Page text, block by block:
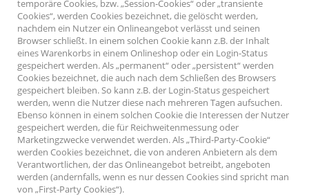
temporäre Cookies, bzw. „Session-Cookies“ oder „transiente
Cookies“, werden Cookies bezeichnet, die gelöscht werden,
nachdem ein Nutzer ein Onlineangebot verlässt und seinen
Browser schließt. In einem solchen Cookie kann z.B. der Inhalt
eines Warenkorbs in einem Onlineshop oder ein Login-Status
gespeichert werden. Als „permanent“ oder „persistent“ werden
Cookies bezeichnet, die auch nach dem Schließen des Browsers
gespeichert bleiben. So kann z.B. der Login-Status gespeichert
werden, wenn die Nutzer diese nach mehreren Tagen aufsuchen.
Ebenso können in einem solchen Cookie die Interessen der Nutzer
gespeichert werden, die für Reichweitenmessung oder
Marketingzwecke verwendet werden. Als „Third-Party-Cookie“
werden Cookies bezeichnet, die von anderen Anbietern als dem
Verantwortlichen, der das Onlineangebot betreibt, angeboten
werden (andernfalls, wenn es nur dessen Cookies sind spricht man
von „First-Party Cookies“).